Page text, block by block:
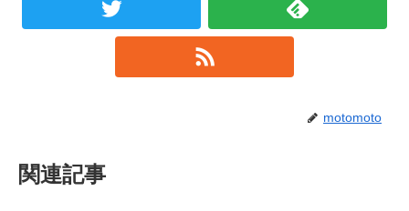
motomoto
関連記事